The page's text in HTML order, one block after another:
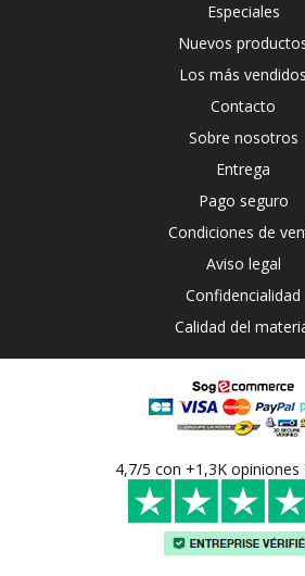
Especiales
Nuevos
Los más vendidos
Contacto
Sobre nosotros
Entrega
Pago seguro
Condiciones de
Aviso legal
Confidencialidad
Calidad del
4,7/5 con +1,3K opiniones